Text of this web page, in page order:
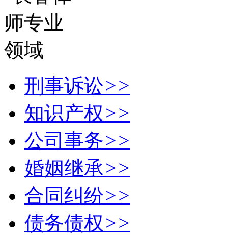
刑事诉讼>>
知识产权>>
公司事务>>
婚姻继承>>
合同纠纷>>
债务债权>>